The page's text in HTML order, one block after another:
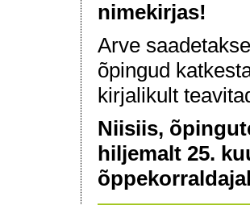
nimekirjas!
Arve
õpingud
kirjalikult
Niisiis,
hiljemalt 25.